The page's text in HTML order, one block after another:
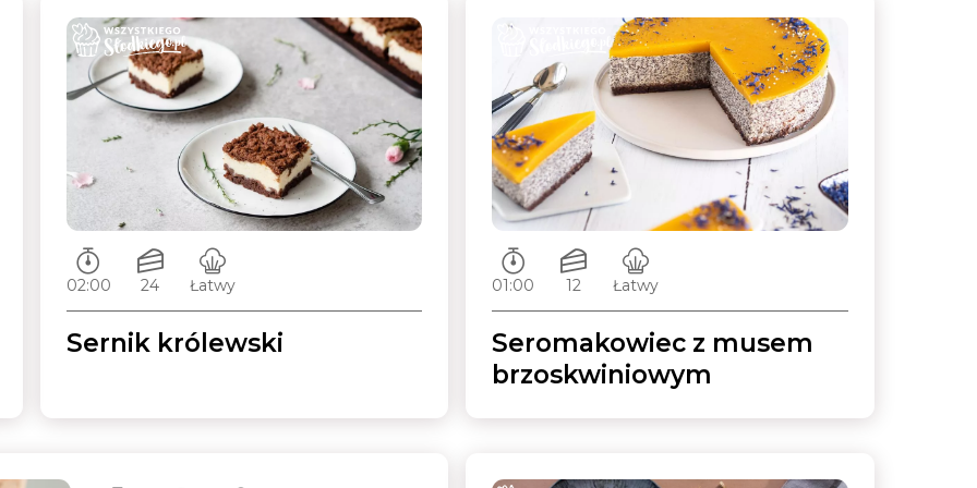
Czas przygotowywania:
02:00
Ilość porcji:
24
Poziom trudności:
Łatwy
Sernik królewski
Czas przygotowywania:
01:00
Ilość porcji:
12
Poziom trudności:
Łatwy
Seromakowiec z musem
brzoskwiniowym